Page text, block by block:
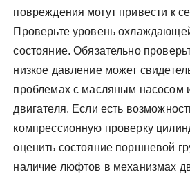
повреждения могут привести к
Проверьте уровень
состояние. Обязательно
низкое давление может
проблемах с масляным насосом
двигателя. Если есть
компрессионную проверку
оценить состояние поршневой
наличие люфтов в механизмах